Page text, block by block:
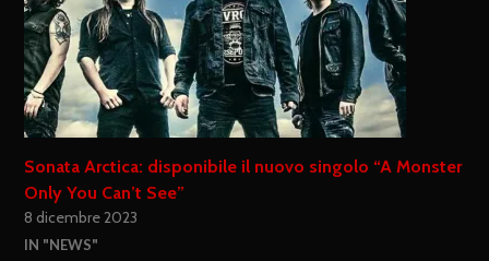
Sonata Arctica: disponibile il nuovo singolo “A Monster
Only You Can’t See”
8 dicembre 2023
IN "NEWS"